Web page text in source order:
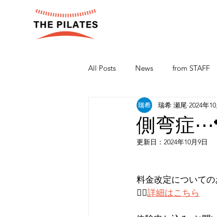
All Posts News from STAFF
側弯症
瑞希 瀬尾 2024年
更新日： 2024年10月9日
料金改定について
👉🏻詳細はこちら